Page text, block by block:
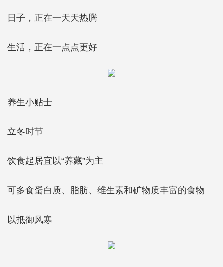
日子，正在一天天热腾
生活，正在一点点更好
养生小贴士
立冬时节
饮食起居宜以“养藏”为主
可多食蛋白质、脂肪、维生素和矿物质丰富的食物
以抵御风寒